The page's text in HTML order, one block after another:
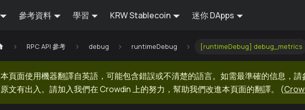
參考資料 學習 KRW Stablecoin 迷你 DApps
RPC API 參考 debug runtimeDebug [runtimeDebug] debug_metrics
本頁面使用機器翻譯自英語，可能包含錯誤或不清楚的語言。如需最準確的信息，
原文有出入。請加入我們在 Crowdin 上的努力，幫助我們改進本頁面的翻譯。
(